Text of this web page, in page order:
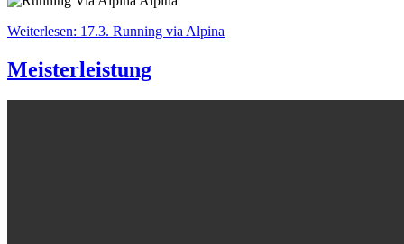
Weiterlesen: 17.3. Running via Alpina
Meisterleistung